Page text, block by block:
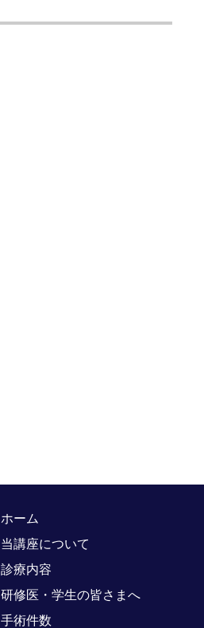
ホーム
当講座について
診療内容
研修医・学生の皆さまへ
手術件数